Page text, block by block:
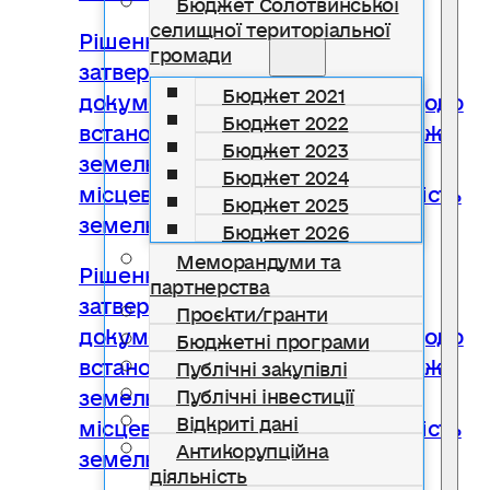
селищної територіальної
громади
Бюджет 2021
Бюджет 2022
Бюджет 2023
Бюджет 2024
Бюджет 2025
Бюджет 2026
Меморандуми та
партнерства
Проєкти/гранти
Бюджетні програми
Публічні закупівлі
Публічні інвестиції
Відкриті дані
Антикорупційна
діяльність
Рішення № 2268 Про
затвердження технічної
документації із землеустрою щодо
встановлення (відновлення) меж
земельної ділянки в натурі (на
місцевості) та передачі у власність
земельної ділянки
Рішення № 2269 Про
затвердження технічної
документації із землеустрою щодо
встановлення (відновлення) меж
земельної ділянки в натурі (на
місцевості) та передачі у власність
земельної ділянки